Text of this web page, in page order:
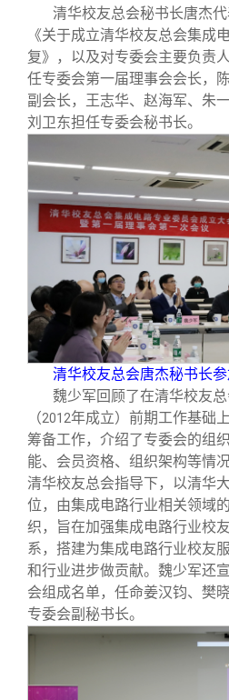
清华校友总会秘书长唐杰
《关于成立清华校友总会集成
复》，以及对专委会主要负责
任专委会第一届理事会会长，
副会长，王志华、赵海军、朱
刘卫东担任专委会秘书长。
清华校友总会唐杰秘书长
魏少军回顾了在清华校友
（2012年成立）前期工作基础
筹备工作，介绍了专委会的组
能、会员资格、组织架构等情
清华校友总会指导下，以清华
位，由集成电路行业相关领域
织，旨在加强集成电路行业校
系，搭建为集成电路行业校友
和行业进步做贡献。魏少军还
会组成名单，任命姜汉钧、樊
专委会副秘书长。